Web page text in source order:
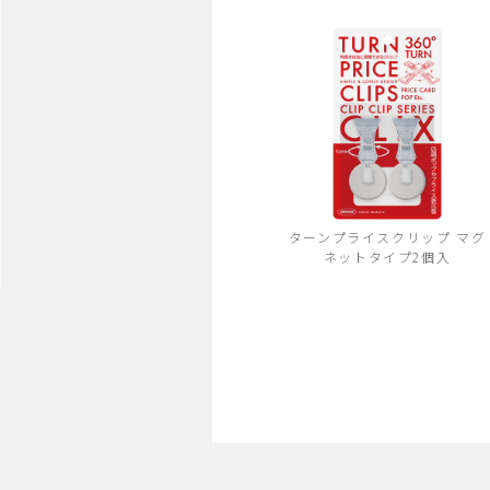
ターンプライスクリップ マグ
ネットタイプ2個入